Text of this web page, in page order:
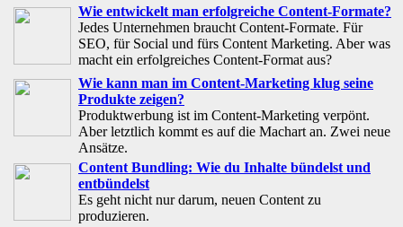
Wie entwickelt man erfolgreiche Content-Formate?
Jedes Unternehmen braucht Content-Formate. Für
SEO, für Social und fürs Content Marketing. Aber was
macht ein erfolgreiches Content-Format aus?
Wie kann man im Content-Marketing klug seine
Produkte zeigen?
Produktwerbung ist im Content-Marketing verpönt.
Aber letztlich kommt es auf die Machart an. Zwei neue
Ansätze.
Content Bundling: Wie du Inhalte bündelst und
entbündelst
Es geht nicht nur darum, neuen Content zu
produzieren.